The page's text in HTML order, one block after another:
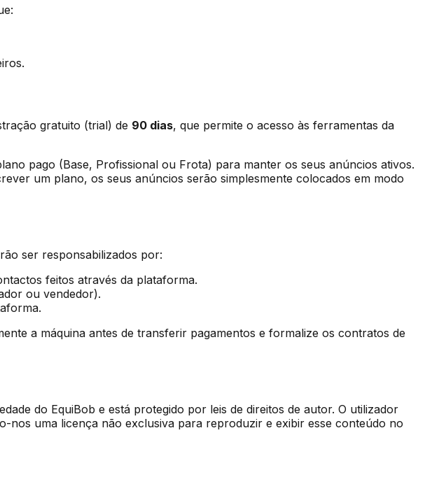
gratuito (trial) de 90 dias, que permite o acesso às ferramentas da
pago (Base, Profissional ou Frota) para manter os seus anúncios ativos.
um plano, os seus anúncios serão simplesmente colocados em modo
ser responsabilizados por:
feitos através da plataforma.
ou vendedor).
a máquina antes de transferir pagamentos e formalize os contratos de
do EquiBob e está protegido por leis de direitos de autor. O utilizador
nos uma licença não exclusiva para reproduzir e exibir esse conteúdo no